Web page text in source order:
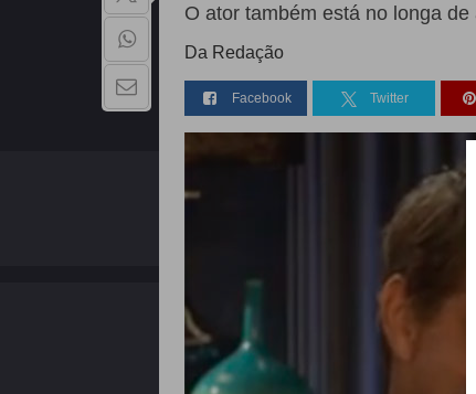
O ator também está no longa de
Da Redação
Facebook Twitter
QUEM SOMOS